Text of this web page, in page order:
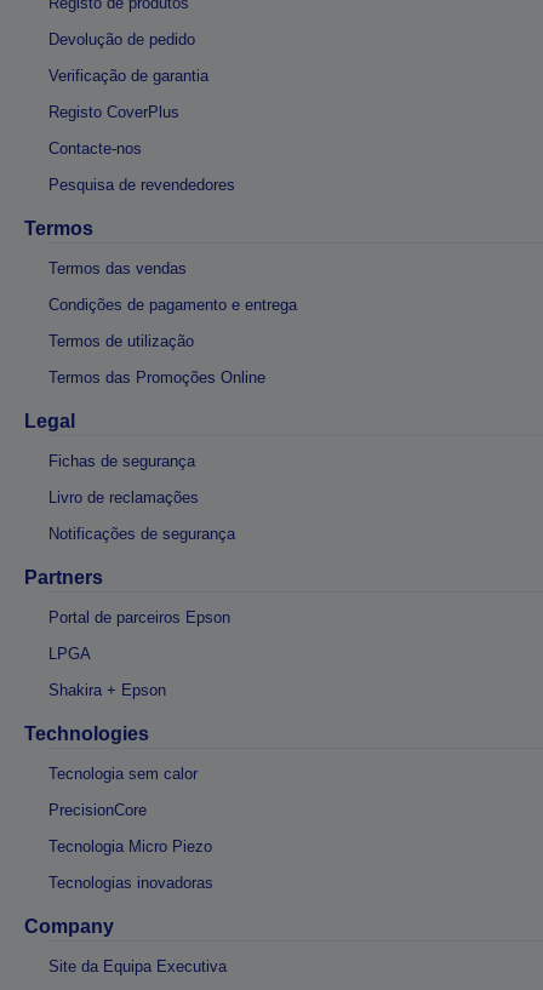
Devolução de pedido
Verificação de garantia
Registo CoverPlus
Contacte-nos
Pesquisa de revendedores
Termos
Termos das vendas
Condições de pagamento e entrega
Termos de utilização
Termos das Promoções Online
Legal
Fichas de segurança
Livro de reclamações
Notificações de segurança
Partners
Portal de parceiros Epson
LPGA
Shakira + Epson
Technologies
Tecnologia sem calor
PrecisionCore
Tecnologia Micro Piezo
Tecnologias inovadoras
Company
Site da Equipa Executiva